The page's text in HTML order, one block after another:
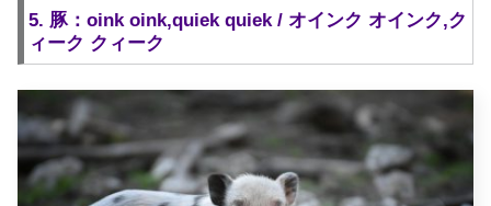
5. 豚：oink oink,quiek quiek / オインク オインク,ク
ィーク クィーク